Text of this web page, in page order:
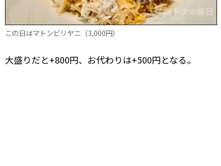
この日はマトンビリヤニ（3,000円）
大盛りだと+800円、お代わりは+500円となる。